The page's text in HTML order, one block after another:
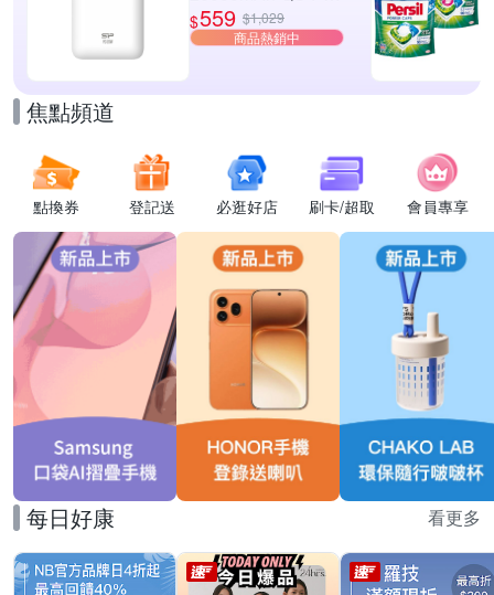
20W TypeC雙向快
充行動電源_具Wh
$559 $1,029
商品熱銷中
焦點頻道
點換券 登記送 必逛好店 刷卡/超取 會員專享
每日好康 看更多